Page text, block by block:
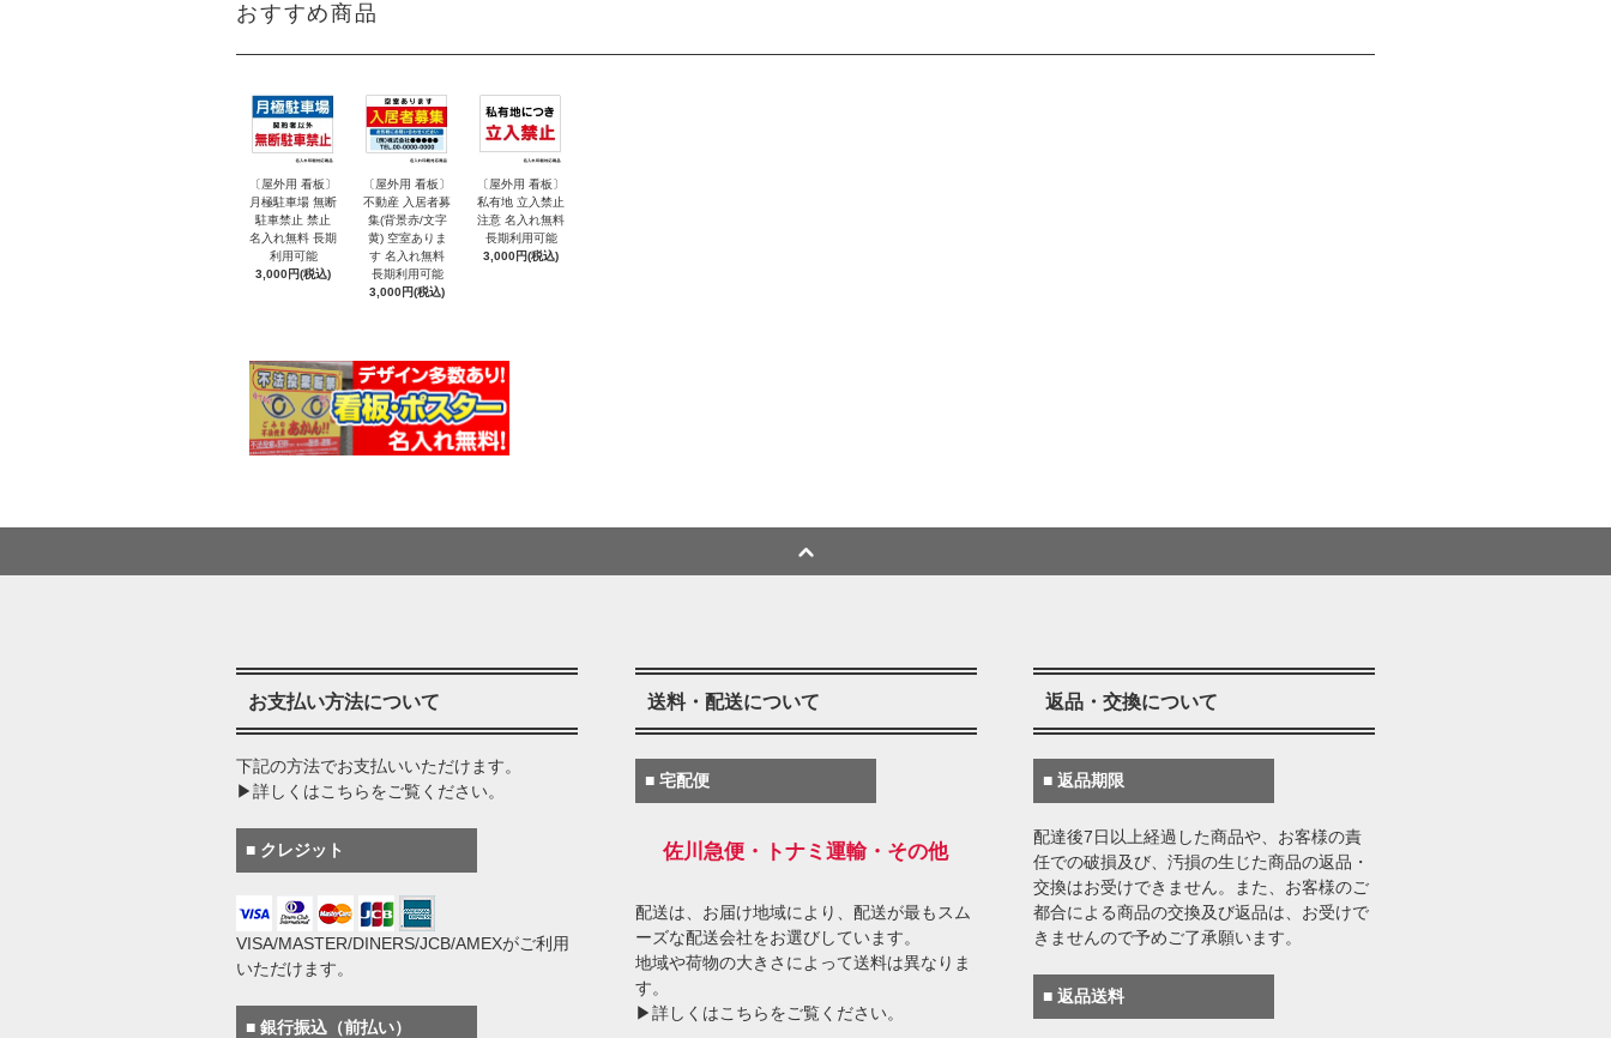
おすすめ商品
〔屋外用 看板〕
月極駐車場 無断
駐車禁止 禁止
名入れ無料 長期
利用可能
3,000円(税込)
〔屋外用 看板〕
不動産 入居者募
集(背景赤/文字
黄) 空室ありま
す 名入れ無料
長期利用可能
3,000円(税込)
〔屋外用 看板〕
私有地 立入禁止
注意 名入れ無料
長期利用可能
3,000円(税込)
お支払い方法について
下記の方法でお支払いいただけます。
▶詳しくはこちらをご覧ください。
■ クレジット
VISA/MASTER/DINERS/JCB/AMEXがご利用
いただけます。
■ 銀行振込（前払い）
送料・配送について
■ 宅配便
佐川急便・トナミ運輸・その他
配送は、お届け地域により、配送が最もスム
ーズな配送会社をお選びしています。
地域や荷物の大きさによって送料は異なりま
す。
▶詳しくはこちらをご覧ください。
返品・交換について
■ 返品期限
配達後7日以上経過した商品や、お客様の責
任での破損及び、汚損の生じた商品の返品・
交換はお受けできません。また、お客様のご
都合による商品の交換及び返品は、お受けで
きませんので予めご了承願います。
■ 返品送料